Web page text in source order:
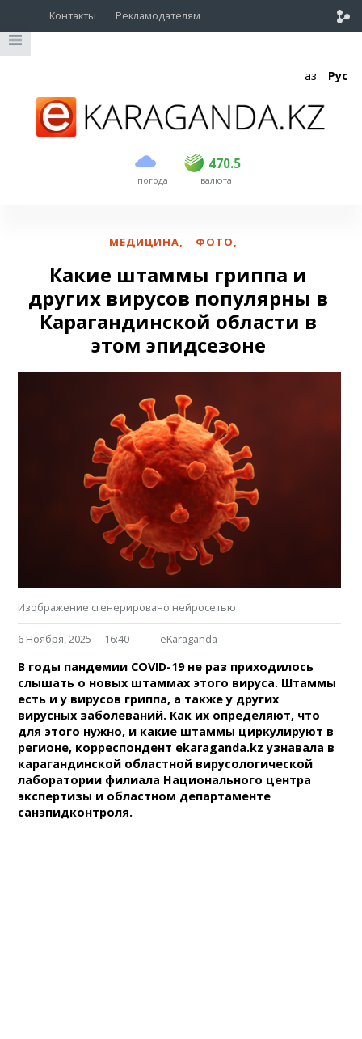
Контакты Рекламодателям
Қаз Рус
погода
470.5
USD 468.5 470.5
EUR валюта
МЕДИЦИНА, ФОТО,
Какие штаммы гриппа и
других вирусов популярны в
Карагандинской области в
этом эпидсезоне
Изображение сгенерировано нейросетью
6 Ноября, 2025 16:40 eKaraganda
В годы пандемии COVID-19 не раз приходилось
слышать о новых штаммах этого вируса. Штаммы
есть и у вирусов гриппа, а также у других
вирусных заболеваний. Как их определяют, что
для этого нужно, и какие штаммы циркулируют в
регионе, корреспондент ekaraganda.kz узнавала в
карагандинской областной вирусологической
лаборатории филиала Национального центра
экспертизы и областном департаменте
санэпидконтроля.